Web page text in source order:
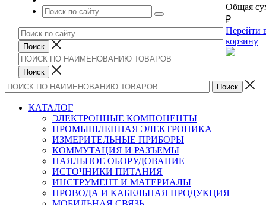
Общая
₽
Перейти
корзину
КАТАЛОГ
ЭЛЕКТРОННЫЕ КОМПОНЕНТЫ
ПРОМЫШЛЕННАЯ ЭЛЕКТРОНИКА
ИЗМЕРИТЕЛЬНЫЕ ПРИБОРЫ
КОММУТАЦИЯ И РАЗЪЕМЫ
ПАЯЛЬНОЕ ОБОРУДОВАНИЕ
ИСТОЧНИКИ ПИТАНИЯ
ИНСТРУМЕНТ И МАТЕРИАЛЫ
ПРОВОДА И КАБЕЛЬНАЯ ПРОДУКЦИЯ